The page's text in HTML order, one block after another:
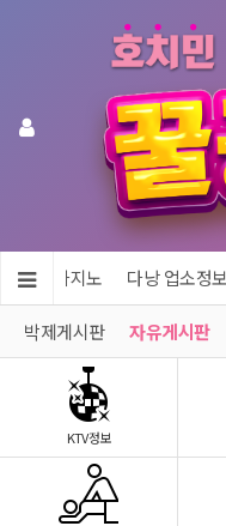
어 & 카지노 다낭 업소정보
박제게시판 자유게시판
KTV정보